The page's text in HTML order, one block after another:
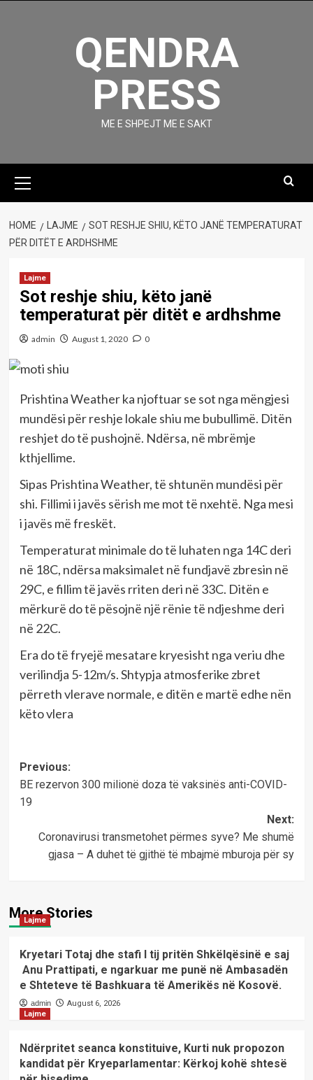
QENDRA
PRESS
ME E SHPEJT ME E SAKT
Menu
HOME LAJME
SOT RESHJE SHIU, KËTO JANË TEMPERATURAT
PËR DITËT E ARDHSHME
Lajme
Sot reshje shiu, këto janë
temperaturat për ditët e ardhshme
admin August 1, 2020 0
Prishtina Weather ka njoftuar se sot nga mëngjesi
mundësi për reshje lokale shiu me bubullimë. Ditën
reshjet do të pushojnë. Ndërsa, në mbrëmje
kthjellime.
Sipas Prishtina Weather, të shtunën mundësi për
shi. Fillimi i javës sërish me mot të nxehtë. Nga mesi
i javës më freskët.
Temperaturat minimale do të luhaten nga 14C deri
në 18C, ndërsa maksimalet në fundjavë zbresin në
29C, e fillim të javës rriten deri në 33C. Ditën e
mërkurë do të pësojnë një rënie të ndjeshme deri
në 22C.
Era do të fryejë mesatare kryesisht nga veriu dhe
verilindja 5-12m/s. Shtypja atmosferike zbret
përreth vlerave normale, e ditën e martë edhe nën
këto vlera
Post
navigation
Previous:
BE rezervon 300 milionë doza të vaksinës anti-COVID-
19
Next:
Coronavirusi transmetohet përmes syve? Me shumë
gjasa – A duhet të gjithë të mbajmë mburoja për sy
More Stories
Lajme
Kryetari Totaj dhe stafi I tij pritën Shkëlqësinë e saj
Anu Prattipati, e ngarkuar me punë në Ambasadën
e Shteteve të Bashkuara të Amerikës në Kosovë.
admin
August 6, 2026
Lajme
Ndërpritet seanca konstituive, Kurti nuk propozon
kandidat për Kryeparlamentar: Kërkoj kohë shtesë